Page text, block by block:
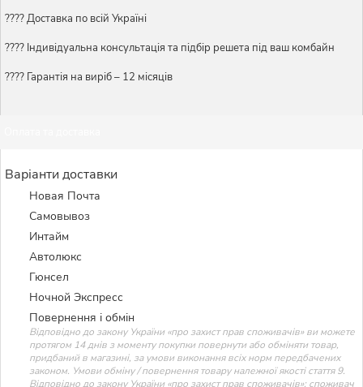
???? Доставка по всій Україні
????️ Індивідуальна консультація та підбір решета під ваш комбайн
???? Гарантія на виріб – 12 місяців
Варіанти доставки
Новая Почта
Самовывоз
Интайм
Автолюкс
Гюнсел
Ночной Экспресс
Повернення і обмін
Відповідно до закону України «про захист прав споживачів» ви можете
протягом 14 днів з моменту покупки повернути або обміняти товар,
придбаний в магазині, за умови виконання всіх норм передбачених
законом. Умови обміну / повернення товару належної якості стаття 9.
Відповідно до закону України «про захист прав споживачів»: споживач